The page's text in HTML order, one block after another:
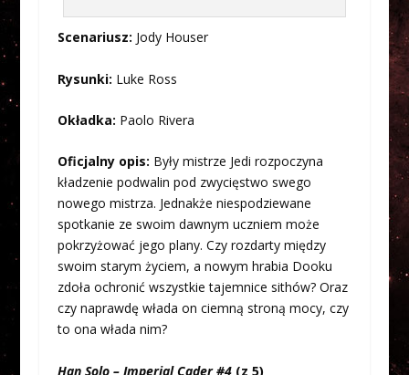
Scenariusz: Jody Houser
Rysunki: Luke Ross
Okładka: Paolo Rivera
Oficjalny opis: Były mistrze Jedi rozpoczyna
kładzenie podwalin pod zwycięstwo swego
nowego mistrza. Jednakże niespodziewane
spotkanie ze swoim dawnym uczniem może
pokrzyżować jego plany. Czy rozdarty między
swoim starym życiem, a nowym hrabia Dooku
zdoła ochronić wszystkie tajemnice sithów? Oraz
czy naprawdę włada on ciemną stroną mocy, czy
to ona włada nim?
Han Solo – Imperial Cader #4(z 5)